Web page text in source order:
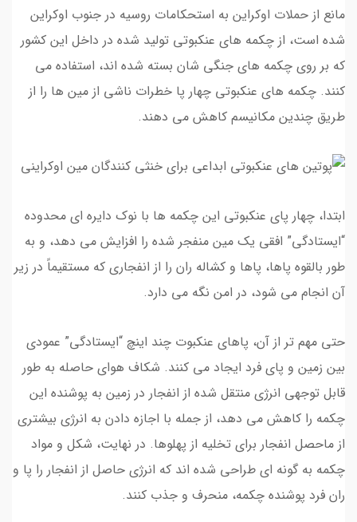
مانع از حملات اوکراین به استحکامات روسیه در جنوب اوکراین
شده است، از چکمه های عنکبوتی تولید شده در داخل این کشور
که بر روی چکمه های جنگی شان بسته شده اند، استفاده می
کنند. چکمه های عنکبوتی چهار پا خطرات ناشی از مین ها را از
طریق چندین مکانیسم کاهش می دهند.
ابتدا، چهار پای عنکبوتی این چکمه ها با نوک دایره ای محدوده
“ایستادگی” افقی یک مین منفجر شده را افزایش می دهد، و به
طور بالقوه پاها، پاها و کشاله ران را از انفجاری که مستقیماً در زیر
آن انجام می شود، در امن نگه می دارد.
حتی مهم تر از آن، پاهای عنکبوت چند اینچ “ایستادگی” عمودی
بین زمین و پای فرد ایجاد می کنند. شکاف هوای حاصله به طور
قابل توجهی انرژی منتقل شده از انفجار در زمین به پوشنده این
چکمه را کاهش می دهد، از جمله با اجازه دادن به انرژی بیشتری
از ماحصل انفجار برای تخلیه از پهلوها. در نهایت، شکل و مواد
چکمه به گونه ای طراحی شده اند که انرژی حاصل از انفجار را پا و
ران فرد پوشنده چکمه، منحرف و جذب کنند.